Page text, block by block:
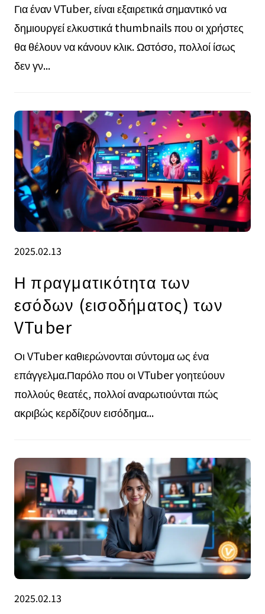
Για έναν VTuber, είναι εξαιρετικά σημαντικό να
δημιουργεί ελκυστικά thumbnails που οι χρήστες
θα θέλουν να κάνουν κλικ. Ωστόσο, πολλοί ίσως
δεν γν...
2025.02.13
Η πραγματικότητα των
εσόδων (εισοδήματος) των
VTuber
Οι VTuber καθιερώνονται σύντομα ως ένα
επάγγελμα.Παρόλο που οι VTuber γοητεύουν
πολλούς θεατές, πολλοί αναρωτιούνται πώς
ακριβώς κερδίζουν εισόδημα...
2025.02.13